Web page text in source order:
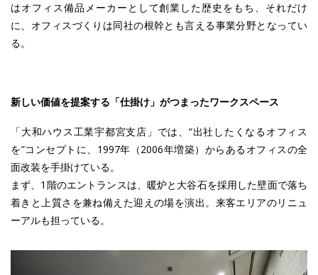
はオフィス備品メーカーとして創業した歴史をもち、それだけ
に、オフィスづくりは同社の根幹とも言える事業分野となってい
る。
新しい価値を提案する「仕掛け」がつまったワークスペース
「大和ハウス工業宇都宮支店」では、“出社したくなるオフィス
を”コンセプトに、1997年（2006年増築）からあるオフィスの全
面改装を手掛けている。
まず、1階のエントランスは、暖炉と大谷石を採用した壁面で落ち
着きと上質さを兼ね備えた迎えの場を演出。来客エリアのリニュ
ーアルも担っている。